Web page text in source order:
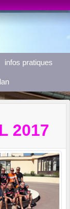
infos pratiques
2017